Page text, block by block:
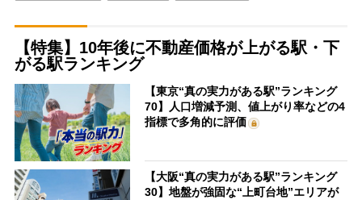
【特集】10年後に不動産価格が上がる駅・下
がる駅ランキング
【東京“真の実力がある駅”ランキング
70】人口増減予測、値上がり率などの4
指標で多角的に評価
【大阪“真の実力がある駅”ランキング
30】地盤が強固な“上町台地”エリアが